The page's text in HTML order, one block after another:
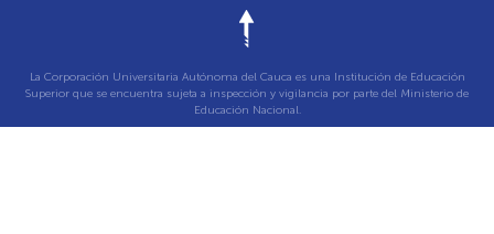
La Corporación Universitaria Autónoma del Cauca es una Institución de Educación
Superior que se encuentra sujeta a inspección y vigilancia por parte del Ministerio de
Educación Nacional.